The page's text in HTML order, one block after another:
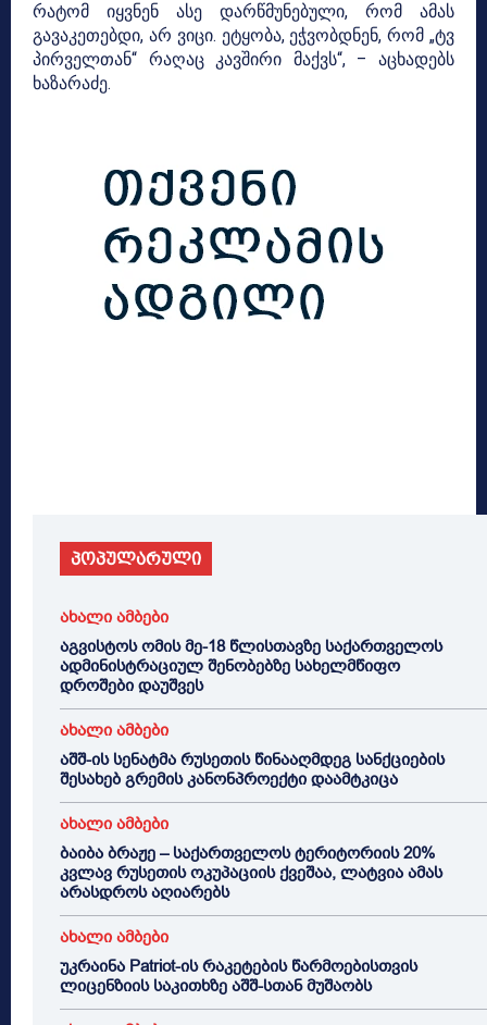
რატომ იყვნენ ასე დარწმუნებული, რომ ამას
გავაკეთებდი, არ ვიცი. ეტყობა, ეჭვობდნენ, რომ „ტვ
პირველთან“ რაღაც კავშირი მაქვს“, – აცხადებს
ხაზარაძე.
პოპულარული
ახალი ამბები
აგვისტოს ომის მე-18 წლისთავზე საქართველოს
ადმინისტრაციულ შენობებზე სახელმწიფო
დროშები დაუშვეს
ახალი ამბები
აშშ-ის სენატმა რუსეთის წინააღმდეგ სანქციების
შესახებ გრემის კანონპროექტი დაამტკიცა
ახალი ამბები
ბაიბა ბრაჟე – საქართველოს ტერიტორიის 20%
კვლავ რუსეთის ოკუპაციის ქვეშაა, ლატვია ამას
არასდროს აღიარებს
ახალი ამბები
უკრაინა Patriot-ის რაკეტების წარმოებისთვის
ლიცენზიის საკითხზე აშშ-სთან მუშაობს